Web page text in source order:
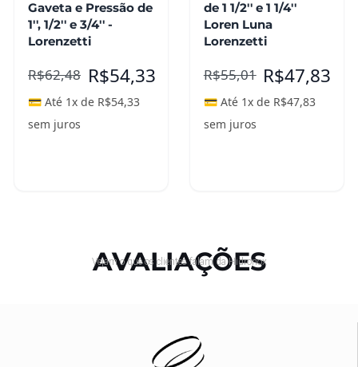
Gaveta e Pressão de
1'', 1/2'' e 3/4'' -
Lorenzetti
R$62,48 R$54,33
💳 Até 1x de R$54,33
sem juros
de 1 1/2'' e 1 1/4''
Loren Luna
Lorenzetti
R$55,01 R$47,83
💳 Até 1x de R$47,83
sem juros
AVALIAÇÕES
Vejam o que os clientes falam da Hidronox